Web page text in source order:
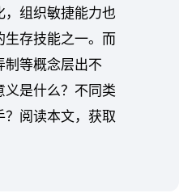
，组织敏捷能力也
生存技能之一。而
制等概念层出不
义是什么？不同类
？阅读本文，获取